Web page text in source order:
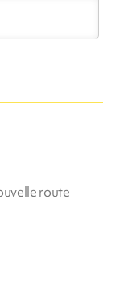
route